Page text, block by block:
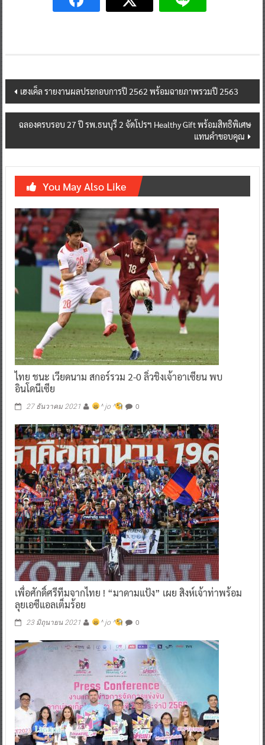
Post
navigation
เฮงเค็ล รายงานผลประกอบการปี 2562 พร้อมฉายภาพรวมปี 2563
ฉลองครบรอบ 27 ปี รพ.ธนบุรี 2 จัดโปรฯ Healthy Gift พร้อมสิทธิพิเศษ
แทนคำขอบคุณ
You May Also Like
ไทย​ ชนะ​ เวียดนาม​ สกอร์รวม​ 2-0​ ลิ่วชิงเจ้าอาเซียน​ พบ​
อินโดนีเซีย
27 ธันวาคม 2021 ^ jo ^ 0
เพื่อศักดิ์ศรีทีมจากไทย ! “มาดามแป้ง” เผย สิงห์เจ้าท่าพร้อม
ลุยเอซีแอลเต็มร้อย
23 มิถุนายน 2021 ^ jo ^ 0